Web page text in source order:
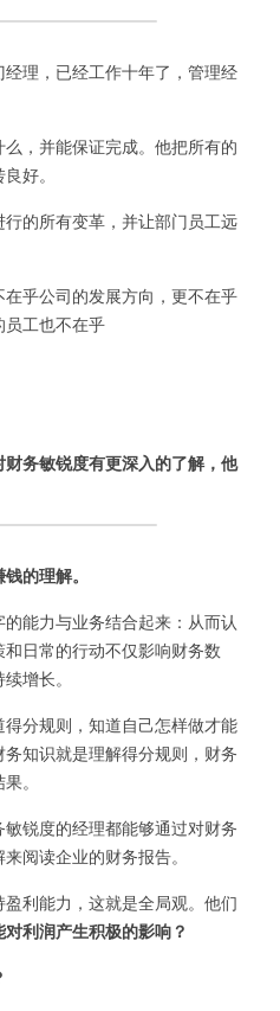
理，已经工作十年了，管理经
，并能保证完成。他把所有的
好。
的所有变革，并让部门员工远
乎公司的发展方向，更不在乎
员工也不在乎
财务敏锐度有更深入的了解，他
的理解。
能力与业务结合起来：从而认
日常的行动不仅影响财务数
增长。
分规则，知道自己怎样做才能
知识就是理解得分规则，财务
。
锐度的经理都能够通过对财务
阅读企业的财务报告。
利能力，这就是全局观。他们
利润产生积极的影响？